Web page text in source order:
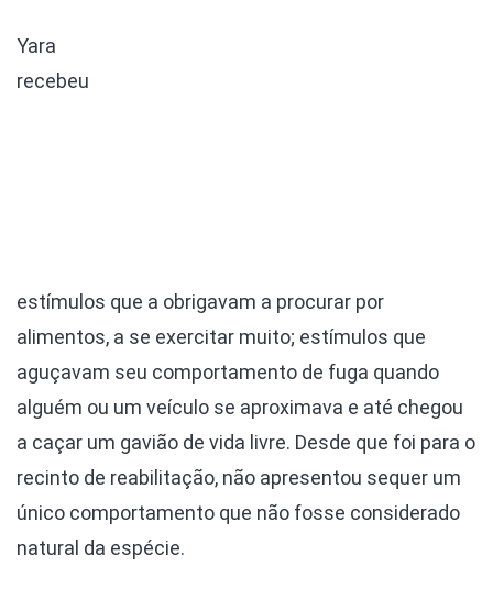
Yara
recebeu
estímulos que a obrigavam a procurar por
alimentos, a se exercitar muito; estímulos que
aguçavam seu comportamento de fuga quando
alguém ou um veículo se aproximava e até chegou
a caçar um gavião de vida livre. Desde que foi para o
recinto de reabilitação, não apresentou sequer um
único comportamento que não fosse considerado
natural da espécie.